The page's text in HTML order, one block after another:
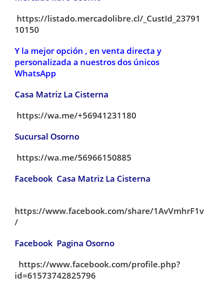
https://listado.mercadolibre.cl/_CustId_23791
10150
Y la mejor opción , en venta directa y
personalizada a nuestros dos únicos
WhatsApp
Casa Matriz La Cisterna
https://wa.me/+56941231180
Sucursal Osorno
https://wa.me/56966150885
Facebook Casa Matriz La Cisterna
https://www.facebook.com/share/1AvVmhrF1v
/
Facebook Pagina Osorno
https://www.facebook.com/profile.php?
id=61573742825796